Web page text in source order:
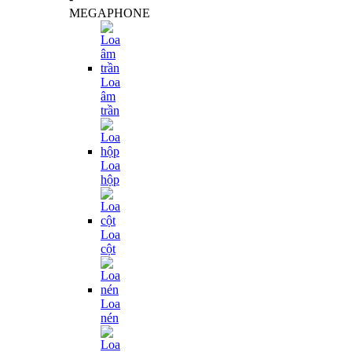
MEGAPHONE
Loa
âm
trần
Loa
hộp
Loa
cột
Loa
nén